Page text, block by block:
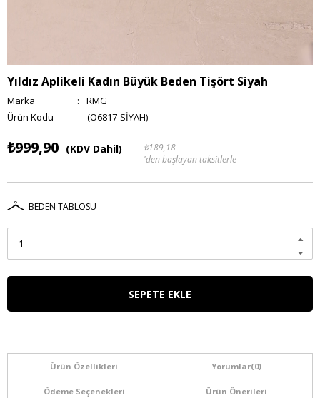
Yıldız Aplikeli Kadın Büyük Beden Tişört Siyah
Marka :
RMG
(O6817-SİYAH)
₺999,90 (KDV Dahil)
₺189,18
'den başlayan taksitlerle
BEDEN TABLOSU
Ürün Özellikleri Yorumlar(0)
Ödeme Seçenekleri Ürün Önerileri